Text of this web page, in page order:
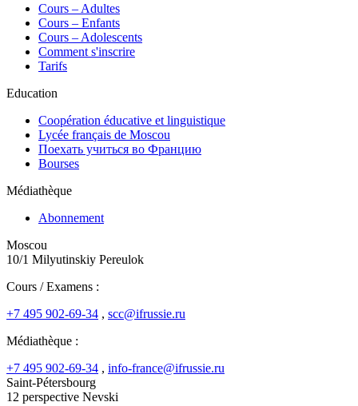
Сours – Adultes
Cours – Enfants
Cours – Adolescents
Comment s'inscrire
Tarifs
Education
Coopération éducative et linguistique
Lycée français de Moscou
Поехать учиться во Францию
Bourses
Médiathèque
Abonnement
Moscou
10/1 Milyutinskiy Pereulok
Cours / Examens :
+7 495 902-69-34 , scc@ifrussie.ru
Médiathèque :
+7 495 902-69-34 , info-france@ifrussie.ru
Saint-Pétersbourg
12 perspective Nevski